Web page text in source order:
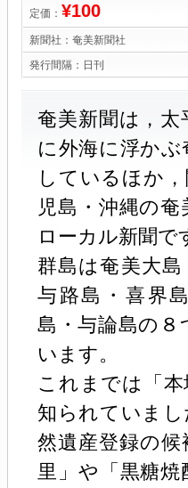
定価： ¥100
新聞社： 奄美新聞社
発行間隔： 日刊
奄美新聞は，
に外海に浮か
しているほか
児島・沖縄の
ローカル新聞で
群島は奄美大
与路島・喜界
島・与論島の
います。
これまでは「
知られていま
然遺産登録の
里」や「黒糖